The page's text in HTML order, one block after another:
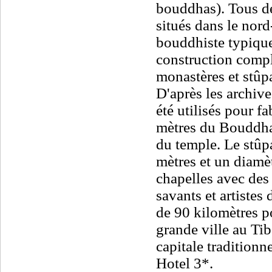
bouddhas). Tous
situés dans le
bouddhiste
construction
monastères et
D'après les
été utilisés pour
mètres du
du temple. Le
mètres et un
chapelles avec
savants et artistes
de 90 kilomètres
grande ville au
capitale
Hotel 3*.